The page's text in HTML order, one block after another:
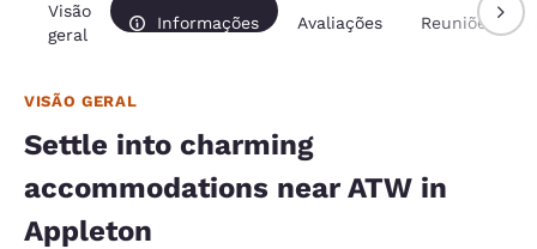
Visão
geral
Informações Avaliações Reuniões
VISÃO GERAL
Settle into charming
accommodations near ATW in
Appleton